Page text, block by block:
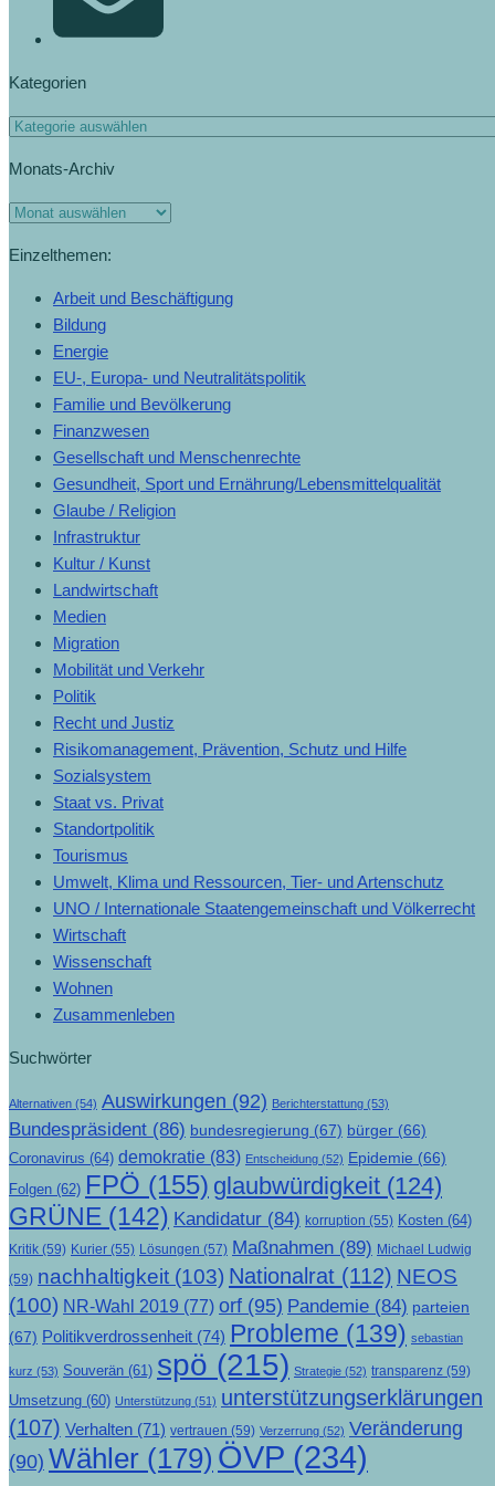
Kategorien
Monats-Archiv
Einzelthemen:
Arbeit und Beschäftigung
Bildung
Energie
EU-, Europa- und Neutralitätspolitik
Familie und Bevölkerung
Finanzwesen
Gesellschaft und Menschenrechte
Gesundheit, Sport und Ernährung/Lebensmittelqualität
Glaube / Religion
Infrastruktur
Kultur / Kunst
Landwirtschaft
Medien
Migration
Mobilität und Verkehr
Politik
Recht und Justiz
Risikomanagement, Prävention, Schutz und Hilfe
Sozialsystem
Staat vs. Privat
Standortpolitik
Tourismus
Umwelt, Klima und Ressourcen, Tier- und Artenschutz
UNO / Internationale Staatengemeinschaft und Völkerrecht
Wirtschaft
Wissenschaft
Wohnen
Zusammenleben
Suchwörter
Alternativen (54) Auswirkungen (92) Berichterstattung (53)
Bundespräsident (86) bundesregierung (67) bürger (66)
Coronavirus (64) demokratie (83) Entscheidung (52) Epidemie (66)
Folgen (62) FPÖ (155) glaubwürdigkeit (124)
GRÜNE (142) Kandidatur (84) korruption (55) Kosten (64)
Kritik (59) Kurier (55) Lösungen (57) Maßnahmen (89) Michael Ludwig
(59) nachhaltigkeit (103) Nationalrat (112) NEOS
(100) NR-Wahl 2019 (77) orf (95) Pandemie (84) parteien
(67) Politikverdrossenheit (74) Probleme (139) sebastian
kurz (53) Souverän (61) spö (215) Strategie (52) transparenz (59)
Umsetzung (60) Unterstützung (51) unterstützungserklärungen
(107) Verhalten (71) vertrauen (59) Verzerrung (52) Veränderung
(90) Wähler (179) ÖVP (234)